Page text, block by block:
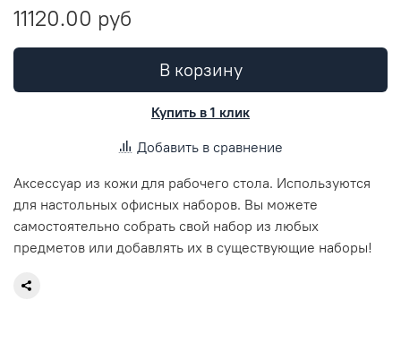
11120.00 руб
В корзину
Купить в 1 клик
Добавить в сравнение
Аксессуар из кожи для рабочего стола. Используются
для настольных офисных наборов. Вы можете
самостоятельно собрать свой набор из любых
предметов или добавлять их в существующие наборы!